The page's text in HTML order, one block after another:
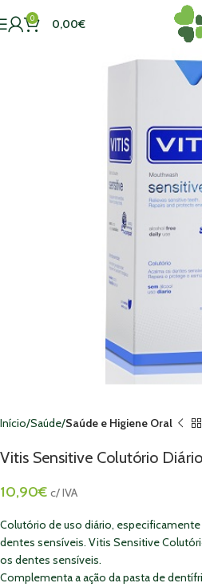
0 0,00€
Início Saúde Saúde e Higiene Oral
Vitis Sensitive Colutório
10,90€ c/ IVA
Colutório de uso diário,
dentes sensíveis. Vitis Sensitive
os dentes sensíveis.
Complementa a ação da pasta de